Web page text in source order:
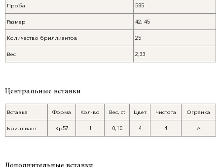
Проба 585
Размер 42, 45
Количество бриллиантов 25
Вес 2,33
Центральные вставки
Вставка Форма Кол-во Вес, ct Цвет Чистота Огранка
Бриллиант Кр57 1 0,10 4 4 А